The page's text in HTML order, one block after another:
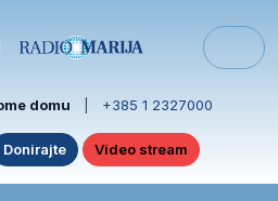
domu +385 1 2327000
Donirajte Video stream